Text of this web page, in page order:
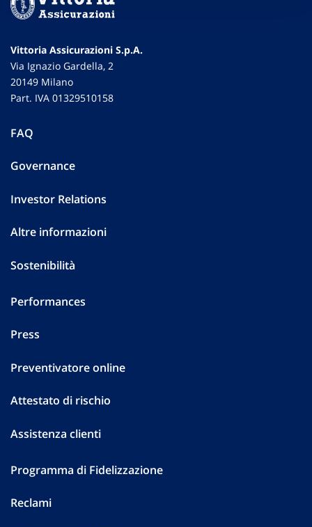
Vittoria Assicurazioni S.p.A.
Via Ignazio Gardella, 2
20149 Milano
Part. IVA 01329510158
FAQ
Governance
Investor Relations
Altre informazioni
Sostenibilità
Performances
Press
Preventivatore online
Attestato di rischio
Assistenza clienti
Programma di Fidelizzazione
Reclami